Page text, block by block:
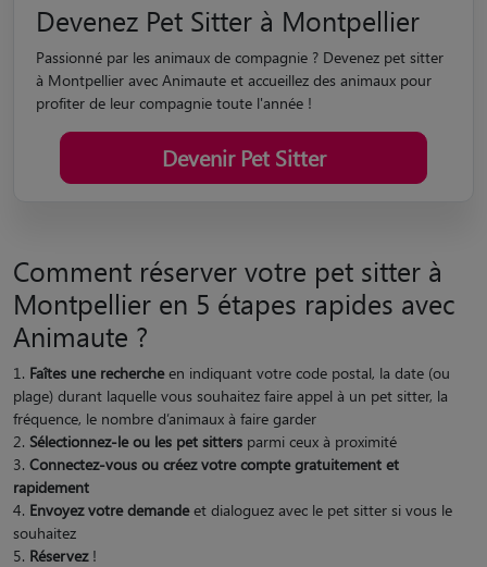
Devenez Pet Sitter à Montpellier
Passionné par les animaux de compagnie ? Devenez pet sitter
à Montpellier avec Animaute et accueillez des animaux pour
profiter de leur compagnie toute l'année !
Devenir Pet Sitter
Comment réserver votre pet sitter à
Montpellier en 5 étapes rapides avec
Animaute ?
Faîtes une rechercheen indiquant votre code postal, la date (ou
plage) durant laquelle vous souhaitez faire appel à un pet sitter, la
fréquence, le nombre d’animaux à faire garder
Sélectionnez-le ou les pet sitters parmi ceux à proximité
Connectez-vous ou créez votre compte gratuitement et
rapidement
Envoyez votre demandeet dialoguez avec le pet sitter si vous le
souhaitez
Réservez !